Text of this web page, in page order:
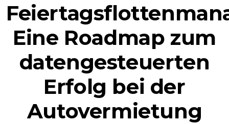
Eine Roadmap zum
datengesteuerten
Erfolg bei der
Autovermietung